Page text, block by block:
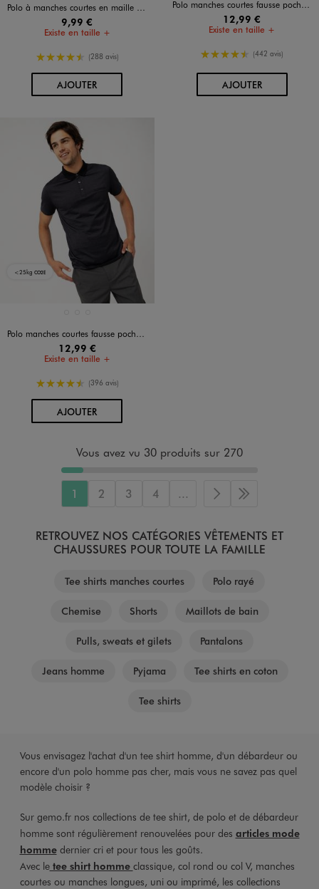
Polo à manches courtes en maille piquée homme
9,99 €
Existe en taille +
4.5/5 de moyenne
(288 avis)
AJOUTERAU PANIER
Polo manches courtes fausse poche homme
12,99 €
Existe en taille +
4.5/5 de moyenne
(442 avis)
AJOUTERAU PANIER
<25kg CO2E
Polo manches courtes fausse poche homme
12,99 €
Existe en taille +
4.5/5 de moyenne
(396 avis)
AJOUTERAU PANIER
Vous avez vu 30 produits sur 270
1 2 3 4 ... Page suivante
Dernière page
RETROUVEZ NOS CATÉGORIES VÊTEMENTS ET
CHAUSSURES POUR TOUTE LA FAMILLE
Tee shirts manches courtes Polo rayé
Chemise Shorts Maillots de bain
Pulls, sweats et gilets Pantalons
Jeans homme Pyjama Tee shirts en coton
Tee shirts
Vous envisagez l'achat d'un tee shirt homme, d'un débardeur ou
encore d'un polo homme pas cher, mais vous ne savez pas quel
modèle choisir ?
Sur gemo.fr nos collections de tee shirt, de polo et de débardeur
homme sont régulièrement renouvelées pour des articles mode
hommedernier cri et pour tous les goûts.
Avec letee shirt homme classique, col rond ou col V, manches
courtes ou manches longues, uni ou imprimé, les collections